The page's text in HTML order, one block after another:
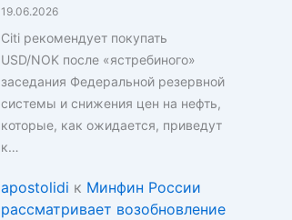
19.06.2026
Citi рекомендует покупать
USD/NOK после «ястребиного»
заседания Федеральной резервной
системы и снижения цен на нефть,
которые, как ожидается, приведут
к…
apostolidi к Минфин России
рассматривает возобновление